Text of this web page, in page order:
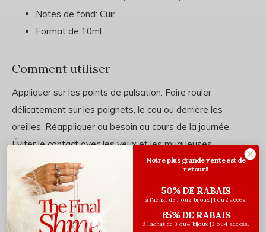
Notes de fond: Cuir
Format de 10ml
Comment utiliser
Appliquer sur les points de pulsation. Faire rouler
délicatement sur les poignets, le cou ou derrière les
oreilles. Réappliquer au besoin au cours de la journée.
Éviter le contact avec les yeux et les muqueuses.
Ingrédients
Huile de tournesol bio haute oléique, Huile parfumée
Notre plus grande vente est de
retour!!
50% DE RABAIS
à l'achat de 1 ou 2 bijoux | 1 ou 2 acces.
65% DE RABAIS
à l'achat de 3 ou 4 bijoux | 3 ou 4 access.